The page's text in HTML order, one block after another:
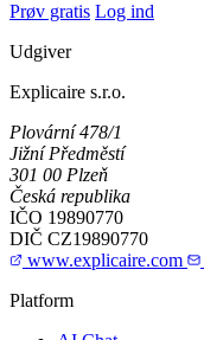
Prøv gratis Log ind
Udgiver
Explicaire s.r.o.
Plovární 478/1
Jižní Předměstí
301 00 Plzeň
Česká republika
IČO 19890770
DIČ CZ19890770
www.explicaire.com
Platform